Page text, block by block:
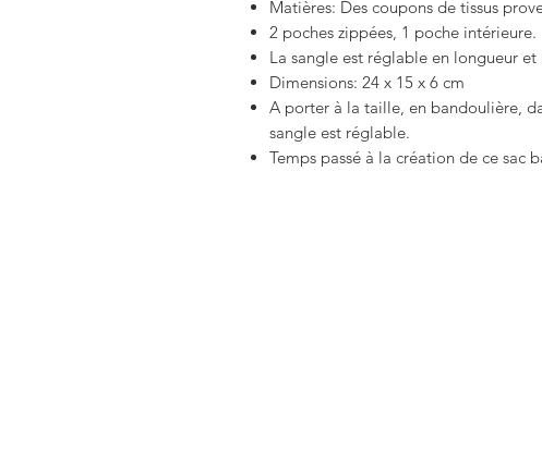
Matières: Des coupons de tissus
2 poches zippées, 1 poche intérieure.
La sangle est réglable en longueur
Dimensions: 24 x 15 x 6 cm
A porter à la taille, en bandoulière,
sangle est réglable.
Temps passé à la création de ce sac